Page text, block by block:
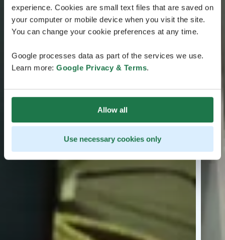
experience. Cookies are small text files that are saved on
your computer or mobile device when you visit the site.
You can change your cookie preferences at any time.
Google processes data as part of the services we use.
Learn more: Google Privacy & Terms.
Allow all
Use necessary cookies only